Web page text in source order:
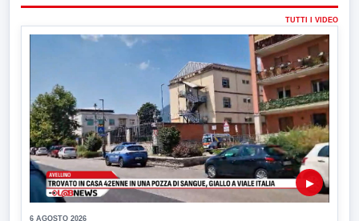
TUTTI I VIDEO
▶
6 AGOSTO 2026